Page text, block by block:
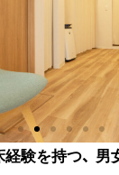
験を持つ、 男